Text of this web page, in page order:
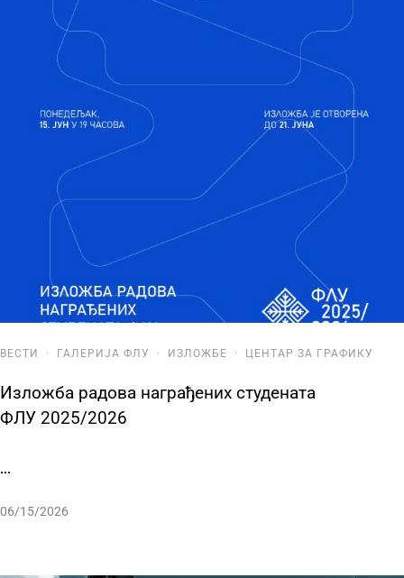
ВЕСТИ · ГАЛЕРИЈА ФЛУ · ИЗЛОЖБЕ · ЦЕНТАР ЗА ГРАФИКУ
Изложба радова награђених студената
ФЛУ 2025/2026
...
06/15/2026